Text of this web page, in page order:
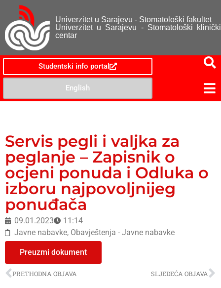
Univerzitet u Sarajevu - Stomatološki fakultet
Univerzitet u Sarajevu - Stomatološki klinički
centar
Studentski info portal
English
Servis pegli i valjka za
peglanje – Zapisnik o
ocjeni ponuda i Odluka o
izboru najpovoljnijeg
ponuđača
09.01.2023
11:14
Javne nabavke, Obavještenja - Javne nabavke
Preuzmi dokument
PRETHODNA OBJAVA SLJEDEĆA OBJAVA